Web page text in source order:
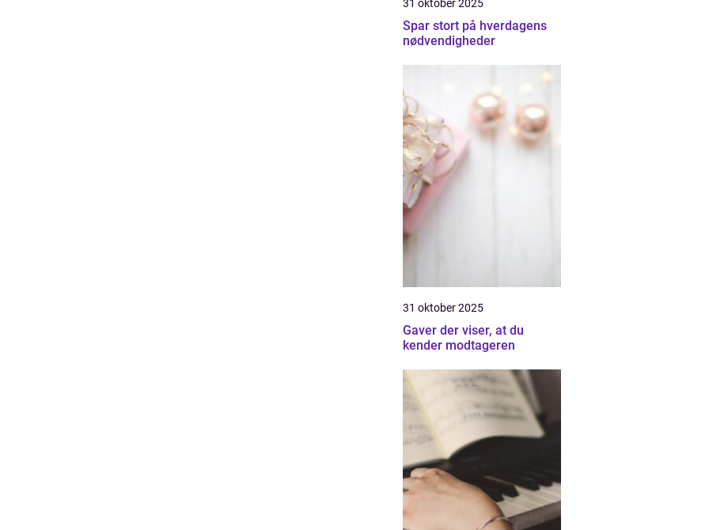
31 oktober 2025
Spar stort på hverdagens
nødvendigheder
31 oktober 2025
Gaver der viser, at du
kender modtageren